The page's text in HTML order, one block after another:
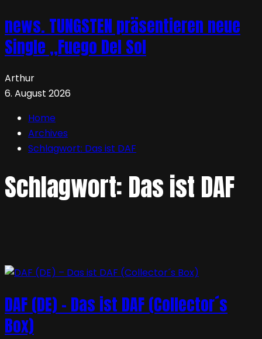
news. TUNGSTEN präsentieren neue
Single „Fuego Del Sol
Arthur
6. August 2026
Home
Archives
Schlagwort: Das ist DAF
Schlagwort: Das ist DAF
DAF (DE) – Das ist DAF (Collector´s
Box)